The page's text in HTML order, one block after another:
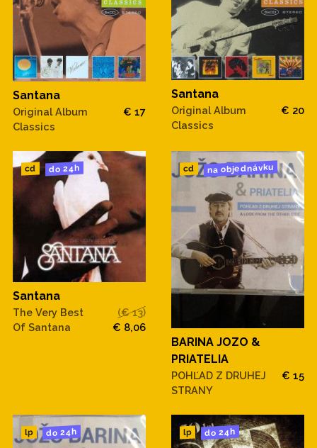
Santana
Original Album
Classics
€ 17
Santana
Original Album
Classics
€ 20
cd do 24h
Santana
The Very Best
Of Santana
(€ 13)
€ 8,06
cd na objednávku
BARINA JOZO &
PRIATELIA
POHĽAD Z DRUHEJ
STRANY
€ 15
lp do 24h lp do 24h